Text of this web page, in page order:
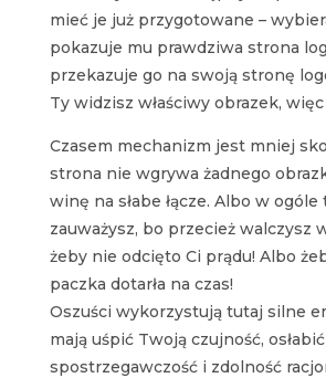
mieć je już przygotowane –
pokazuje mu prawdziwa strona
przekazuje go na swoją stronę
Ty widzisz właściwy obrazek,
Czasem mechanizm jest mniej
strona nie wgrywa żadnego
winę na słabe łącze. Albo w ogóle
zauważysz, bo przecież walczysz
żeby nie odcięto Ci prądu! Albo
paczka dotarła na czas!
Oszuści wykorzystują tutaj silne
mają uśpić Twoją czujność, osłabić
spostrzegawczość i zdolność